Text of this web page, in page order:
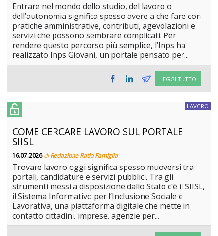
Entrare nel mondo dello studio, del lavoro o
dell’autonomia significa spesso avere a che fare con
pratiche amministrative, contributi, agevolazioni e
servizi che possono sembrare complicati. Per
rendere questo percorso più semplice, l’Inps ha
realizzato Inps Giovani, un portale pensato per...
LEGGI TUTTO
LAVORO
COME CERCARE LAVORO SUL PORTALE
SIISL
16.07.2026diRedazione Ratio Famiglia
Trovare lavoro oggi significa spesso muoversi tra
portali, candidature e servizi pubblici. Tra gli
strumenti messi a disposizione dallo Stato c’è il SIISL,
il Sistema Informativo per l’Inclusione Sociale e
Lavorativa, una piattaforma digitale che mette in
contatto cittadini, imprese, agenzie per...